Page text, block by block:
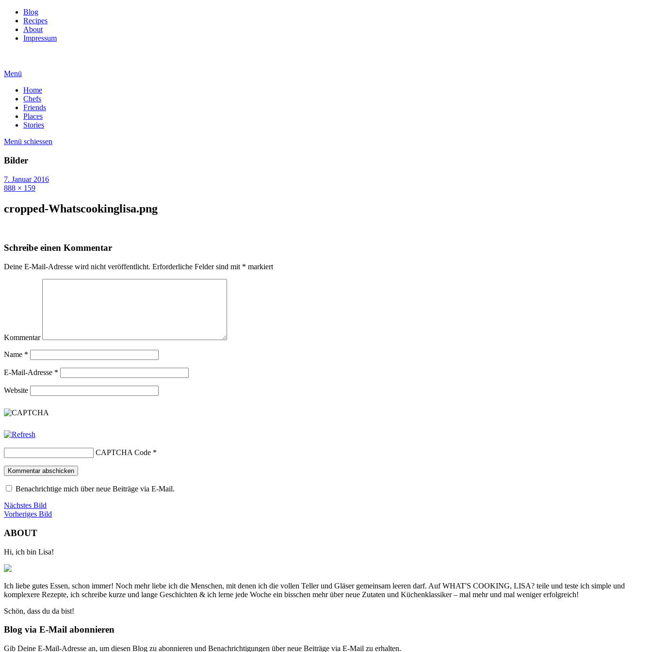
Blog
Recipes
About
Impressum
Menü
Home
Chefs
Friends
Places
Stories
Menü schiessen
Bilder
7. Januar 2016
888 × 159
cropped-Whatscookinglisa.png
Schreibe einen Kommentar
Deine E-Mail-Adresse wird nicht veröffentlicht. Erforderliche Felder sind mit * markiert
Kommentar
Name *
E-Mail-Adresse *
Website
CAPTCHA Code *
Benachrichtige mich über neue Beiträge via E-Mail.
Nächstes Bild
Vorheriges Bild
ABOUT
Hi, ich bin Lisa!
Ich liebe gutes Essen, schon immer! Noch mehr liebe ich die Menschen, mit denen ich die vollen Teller und Gläser gemeinsam leeren darf. Auf WHAT'S COOKING, LISA? teile und teste ich simple und
komplexere Rezepte, ich schreibe kurze und lange Geschichten & ich lerne jede Woche ein bisschen mehr über neue Zutaten und Küchenklassiker – mal mehr und mal weniger erfolgreich!
Schön, dass du da bist!
Blog via E-Mail abonnieren
Gib Deine E-Mail-Adresse an, um diesen Blog zu abonnieren und Benachrichtigungen über neue Beiträge via E-Mail zu erhalten.